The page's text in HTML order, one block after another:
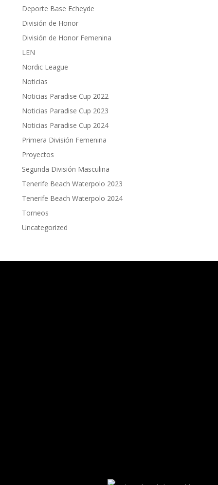
Deporte Base Echeyde
División de Honor
División de Honor Femenina
LEN
Nordic League
Noticias
Noticias Paradise Cup 2022
Noticias Paradise Cup 2023
Noticias Paradise Cup 2024
Primera División Femenina
Proyectos
Segunda División Masculina
Tenerife Beach Waterpolo 2023
Tenerife Beach Waterpolo 2024
Torneos
Uncategorized